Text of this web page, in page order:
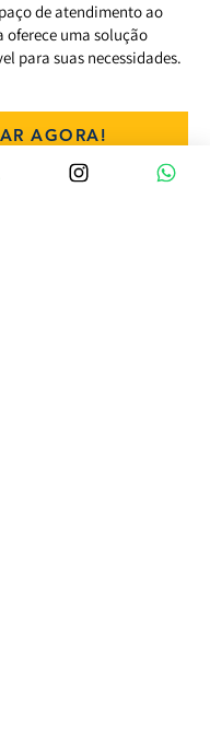
de atendimento ao
oferece uma solução
para suas necessidades.
AGORA!